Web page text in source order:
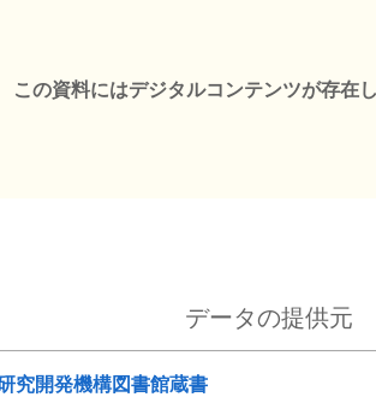
この資料にはデジタルコンテンツが存在し
データの提供元
究開発機構図書館蔵書